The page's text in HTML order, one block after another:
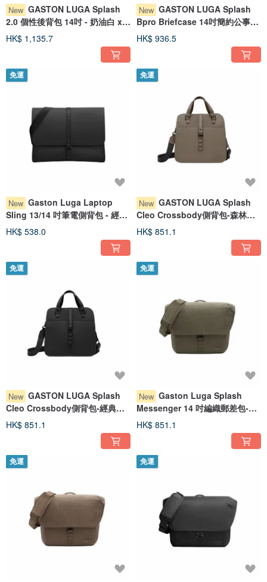
New GASTON LUGA Splash
2.0 個性後背包 14吋 - 奶油白 x
燕麥灰
HK$ 1,135.7
New GASTON LUGA Splash
Bpro Briefcase 14吋簡約公事
包-經典黑
HK$ 936.5
免運
New Gaston Luga Laptop
Sling 13/14 吋筆電側背包 - 經典
黑
HK$ 538.0
免運
New GASTON LUGA Splash
Cleo Crossbody側背包-森林棕
【新品現貨】
HK$ 851.1
免運
New GASTON LUGA Splash
Cleo Crossbody側背包-經典黑
【新品現貨】
HK$ 851.1
免運
New Gaston Luga Splash
Messenger 14 吋編織郵差包-蕨
綠色
HK$ 851.1
免運 免運